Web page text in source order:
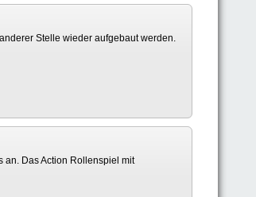
Stelle wieder aufgebaut werden.
an. Das Action Rollenspiel mit